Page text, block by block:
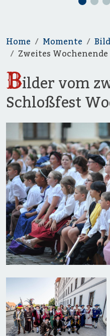
Home Momente
Zweites Wochenende
Bilder vom
Schloßfest